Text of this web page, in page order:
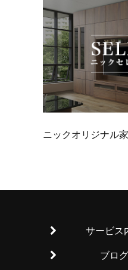
ニックオリジナル
サービス
ブログ